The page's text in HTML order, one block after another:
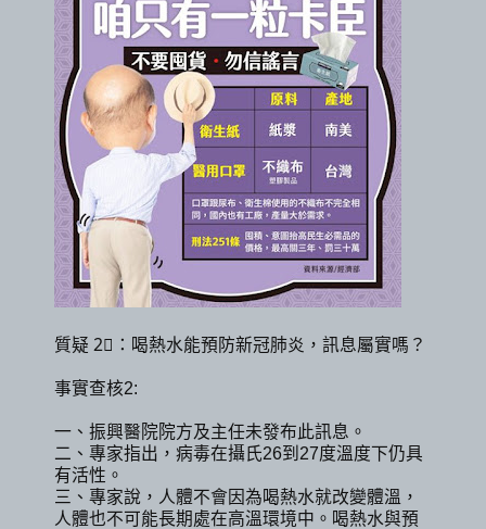
質疑 2⃣：喝熱水能預防新冠肺炎，訊息屬實嗎？
事實查核2:
一、振興醫院院方及主任未發布此訊息。
二、專家指出，病毒在攝氏26到27度溫度下仍具
有活性。
三、專家說，人體不會因為喝熱水就改變體溫，
人體也不可能長期處在高溫環境中。喝熱水與預